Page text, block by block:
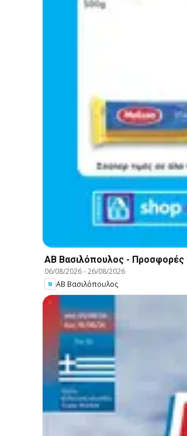
ΑΒ Βασιλόπουλος - Προσφορές
06/08/2026-26/08/2026
ΑΒ Βασιλόπουλος